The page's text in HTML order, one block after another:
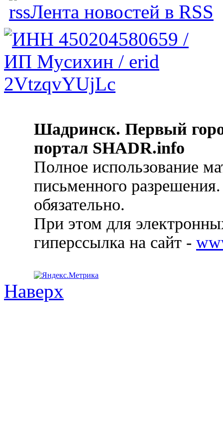
Лента новостей в RSS
Шадринск. Первый
портал SHADR.info
Полное использование
письменного
обязательно.
При этом для
гиперссылка на сайт -
Наверх